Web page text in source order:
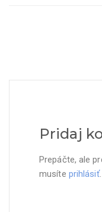
Pridaj
Prepáčte, ale
musíte prihlásiť.